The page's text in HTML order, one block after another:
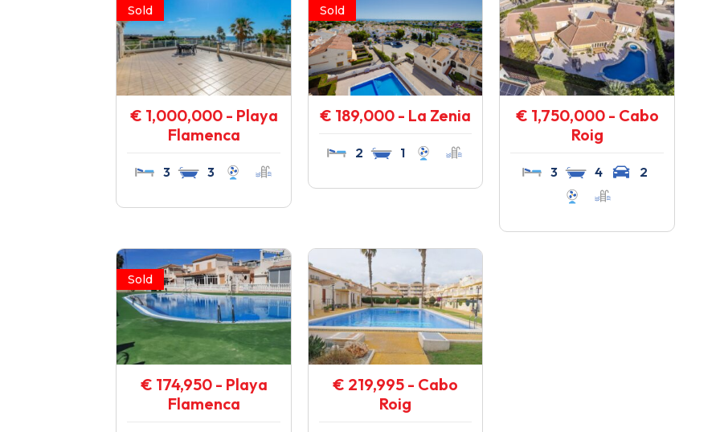
Sold
€ 1,000,000 - Playa
Flamenca
3 3
Sold
€ 189,000 - La Zenia
2 1
€ 1,750,000 - Cabo
Roig
3 4 2
Sold
€ 174,950 - Playa
Flamenca
€ 219,995 - Cabo
Roig